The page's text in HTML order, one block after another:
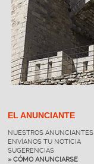
EL ANUNCIANTE
NUESTROS ANUNCIANTES
ENVÍANOS TU NOTICIA
SUGERENCIAS
» CÓMO ANUNCIARSE